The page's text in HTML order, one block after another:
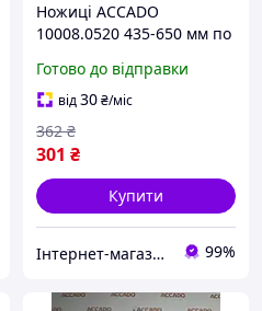
Ножиці ACCADO
10008.0520 435-650 мм по
універсальні для ПВХ
вікон поворотно-відкидні
Готово до відправки
від30₴/міс
301 ₴
362 ₴
Купити
Інтернет-магазин запчастин до вікон, дверей, жалюзі, ролетів "WENTANA" 99%